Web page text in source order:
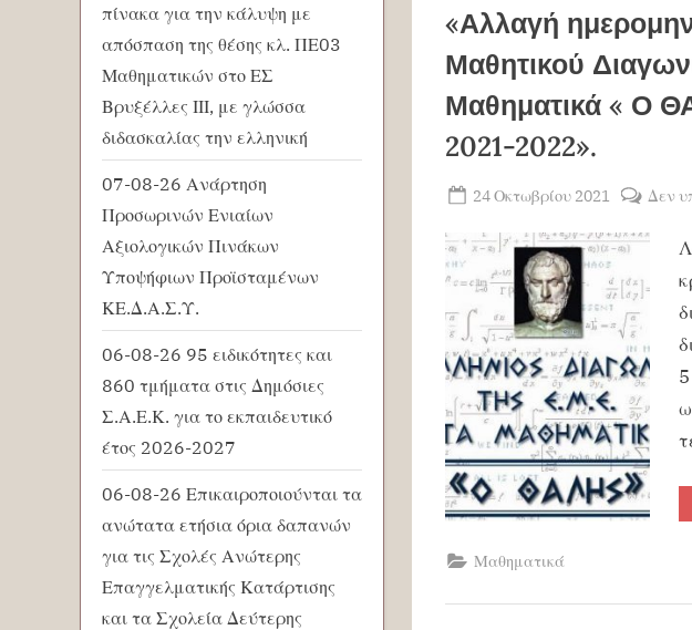
«Αλλαγή
Μαθητικού
Μαθηματικά « Ο
2021-2022».
Posted
24 Οκτωβρίου 2021
Δεν
Μαθηματικά
πίνακα για την κάλυψη με
απόσπαση της θέσης κλ. ΠΕ03
Μαθηματικών στο ΕΣ
Βρυξέλλες ΙΙΙ, με γλώσσα
διδασκαλίας την ελληνική
07-08-26 Ανάρτηση
Προσωρινών Ενιαίων
Αξιολογικών Πινάκων
Υποψήφιων Προϊσταμένων
ΚΕ.Δ.Α.Σ.Υ.
06-08-26 95 ειδικότητες και
860 τμήματα στις Δημόσιες
Σ.Α.Ε.Κ. για το εκπαιδευτικό
έτος 2026-2027
06-08-26 Επικαιροποιούνται τα
ανώτατα ετήσια όρια δαπανών
για τις Σχολές Ανώτερης
Επαγγελματικής Κατάρτισης
και τα Σχολεία Δεύτερης